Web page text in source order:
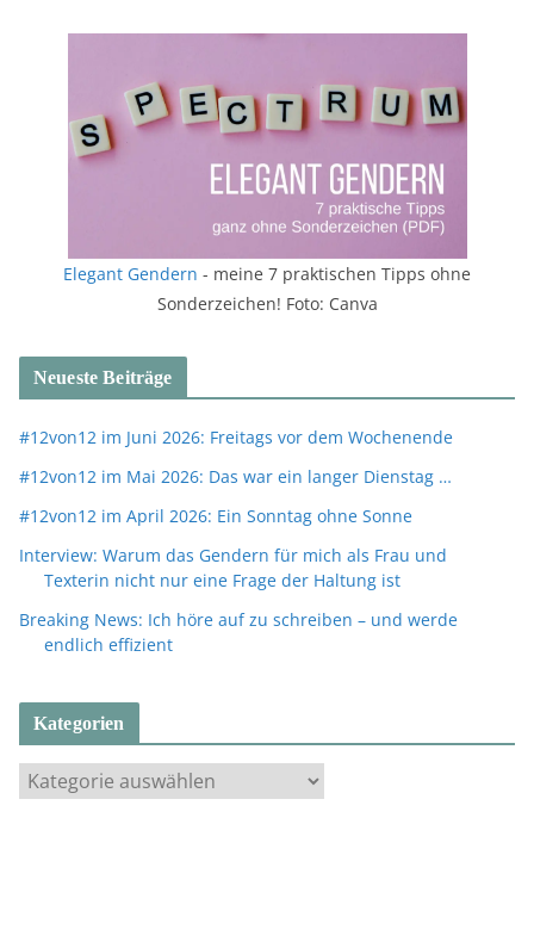
Elegant Gendern - meine 7 praktischen Tipps ohne
Sonderzeichen! Foto: Canva
Neueste Beiträge
#12von12 im Juni 2026: Freitags vor dem Wochenende
#12von12 im Mai 2026: Das war ein langer Dienstag …
#12von12 im April 2026: Ein Sonntag ohne Sonne
Interview: Warum das Gendern für mich als Frau und
Texterin nicht nur eine Frage der Haltung ist
Breaking News: Ich höre auf zu schreiben – und werde
endlich effizient
Kategorien
a